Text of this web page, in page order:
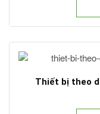
Thiết bị theo